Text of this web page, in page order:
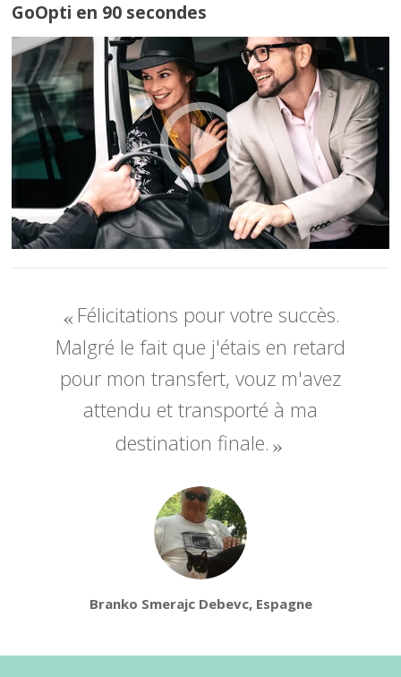
GoOpti en 90 secondes
Félicitations pour votre succès.
Malgré le fait que j'étais en retard
pour mon transfert, vouz m'avez
attendu et transporté à ma
destination finale.
Branko Smerajc Debevc, Espagne